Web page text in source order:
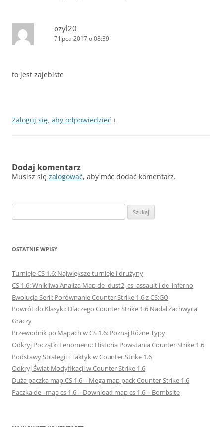
ozyl20
7 lipca 2017 o 08:39
to jest zajebiste
Zaloguj się, aby odpowiedzieć ↓
Dodaj komentarz
Musisz się zalogować, aby móc dodać komentarz.
OSTATNIE WPISY
Turnieje CS 1.6: Największe turnieje i drużyny
CS 1.6: Wnikliwa Analiza Map de_dust2, cs_assault i de_inferno
Ewolucja Serii: Porównanie Counter Strike 1.6 z CS:GO
Powrót do Klasyki: Dlaczego Counter Strike 1.6 Nadal Zachwyca
Graczy
Przewodnik po Mapach w CS 1.6: Poznaj Różne Typy
Odkryj Początki Fenomenu: Historia Powstania Counter Strike 1.6
Podstawy Strategii i Taktyk w Counter Strike 1.6
Odkryj Świat Modyfikacji w Counter Strike 1.6
Duża paczka map CS 1.6 – Mega map pack Counter Strike 1.6
Paczka de_ map cs 1.6 – Download map cs 1.6 – Bombsite